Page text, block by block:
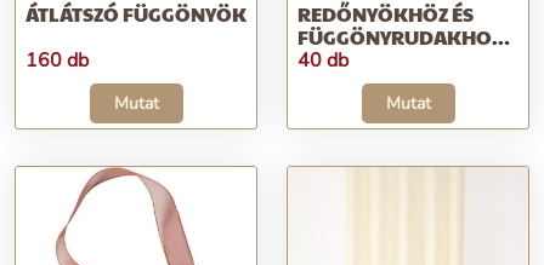
ÁTLÁTSZÓ FÜGGÖNYÖK
160 db
Mutat
REDŐNYÖKHÖZ ÉS
ÉS DÍSZÍTÉS
40 db
Mutat